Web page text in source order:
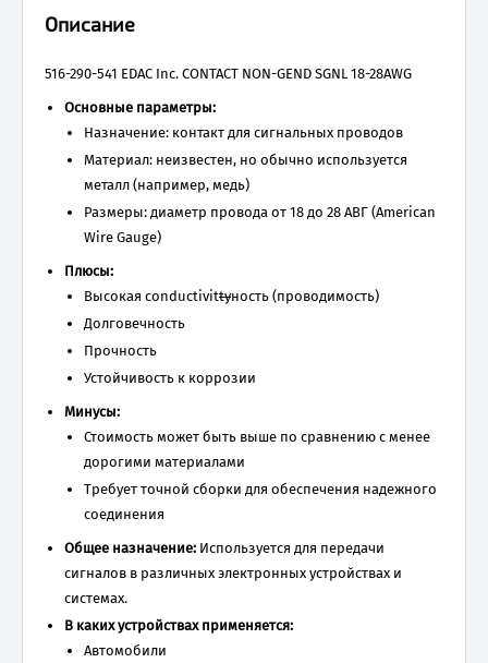
Описание
516-290-541 EDAC Inc. CONTACT NON-GEND SGNL 18-28AWG
Основные параметры:
Назначение: контакт для сигнальных проводов
Материал: неизвестен, но обычно используется
металл (например, медь)
Размеры: диаметр провода от 18 до 28 АВГ (American
Wire Gauge)
Плюсы:
Высокая conductivittyность (проводимость)
Долговечность
Прочность
Устойчивость к коррозии
Минусы:
Стоимость может быть выше по сравнению с менее
дорогими материалами
Требует точной сборки для обеспечения надежного
соединения
Общее назначение: Используется для передачи
сигналов в различных электронных устройствах и
системах.
В каких устройствах применяется:
Автомобили